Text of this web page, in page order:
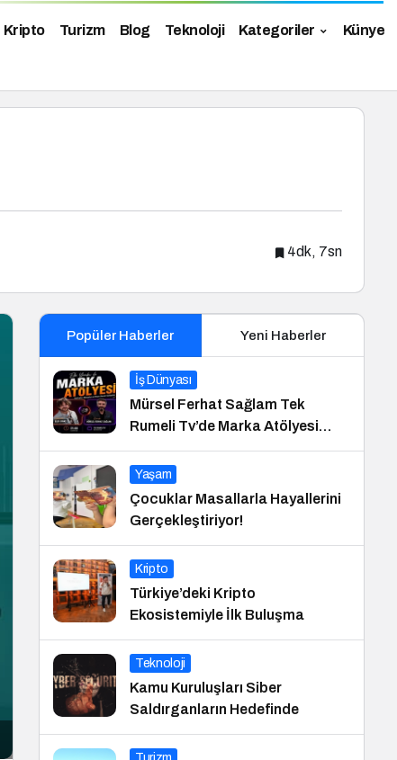
Kripto Turizm Blog Teknoloji Kategoriler Künye
4dk, 7sn
Popüler Haberler Yeni Haberler
İş Dünyası
Mürsel Ferhat Sağlam Tek
Rumeli Tv’de Marka Atölyesi
Programına Konuk Oldu
Yaşam
Çocuklar Masallarla Hayallerini
Gerçekleştiriyor!
Kripto
Türkiye’deki Kripto
Ekosistemiyle İlk Buluşma
Teknoloji
Kamu Kuruluşları Siber
Saldırganların Hedefinde